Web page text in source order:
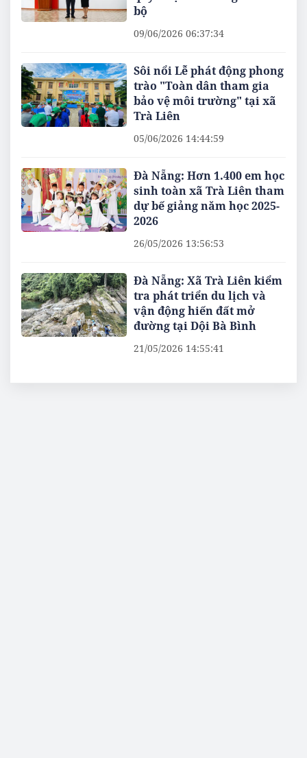
bộ
09/06/2026 06:37:34
Sôi nổi Lễ phát động phong
trào "Toàn dân tham gia
bảo vệ môi trường" tại xã
Trà Liên
05/06/2026 14:44:59
Đà Nẵng: Hơn 1.400 em học
sinh toàn xã Trà Liên tham
dự bế giảng năm học 2025-
2026
26/05/2026 13:56:53
Đà Nẵng: Xã Trà Liên kiểm
tra phát triển du lịch và
vận động hiến đất mở
đường tại Dội Bà Bình
21/05/2026 14:55:41